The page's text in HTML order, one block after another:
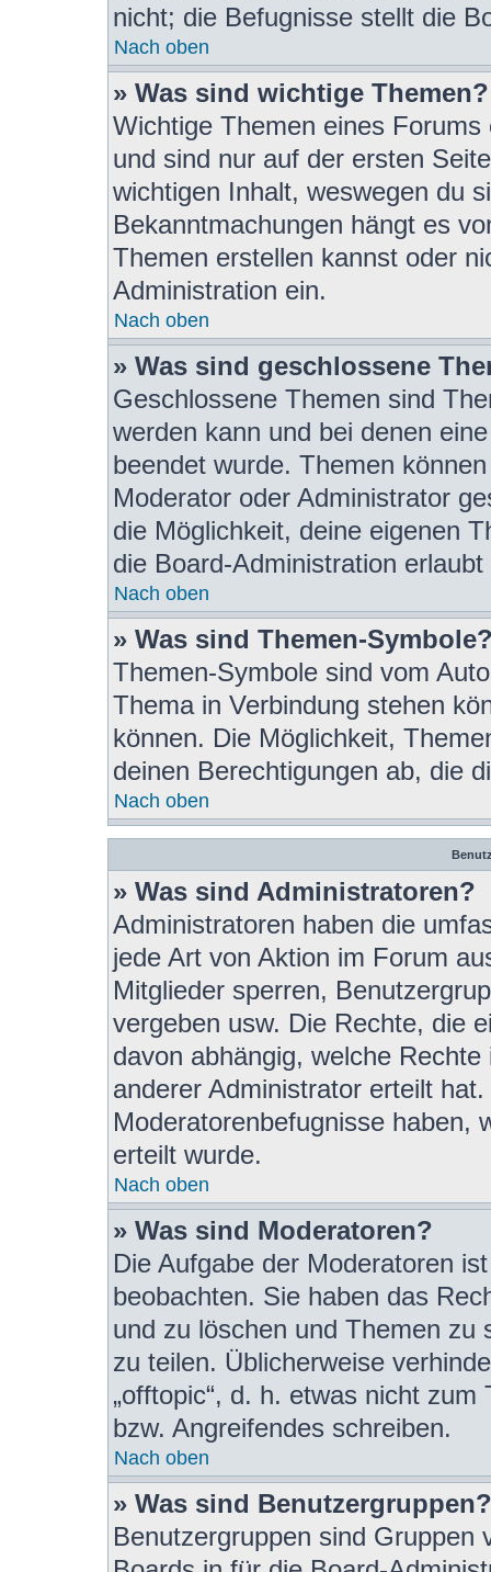
nicht; die Befugnisse stellt die
Nach oben
» Was sind wichtige Themen?
Wichtige Themen eines
und sind nur auf der ersten
wichtigen Inhalt, weswegen du
Bekanntmachungen hängt es
Themen erstellen kannst oder
Administration ein.
Nach oben
» Was sind geschlossene
Geschlossene Themen sind
werden kann und bei denen
beendet wurde. Themen
Moderator oder Administrator
die Möglichkeit, deine eigenen
die Board-Administration erlaubt
Nach oben
» Was sind Themen-
Themen-Symbole sind vom
Thema in Verbindung stehen
können. Die Möglichkeit,
deinen Berechtigungen ab, die
Nach oben
» Was sind Administratoren?
Administratoren haben die
jede Art von Aktion im Forum
Mitglieder sperren,
vergeben usw. Die Rechte, die
davon abhängig, welche
anderer Administrator erteilt
Moderatorenbefugnisse haben,
erteilt wurde.
Nach oben
» Was sind Moderatoren?
Die Aufgabe der Moderatoren
beobachten. Sie haben das
und zu löschen und Themen
zu teilen. Üblicherweise
„offtopic“, d. h. etwas nicht
bzw. Angreifendes schreiben.
Nach oben
» Was sind Benutzergruppen?
Benutzergruppen sind Gruppen